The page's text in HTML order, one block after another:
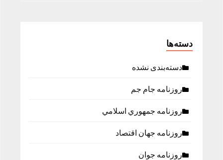
دسته‌ها
دسته‌بندی نشده
روزنامه جام جم
روزنامه جمهوري اسلامي
روزنامه جهان اقتصاد
روزنامه جوان